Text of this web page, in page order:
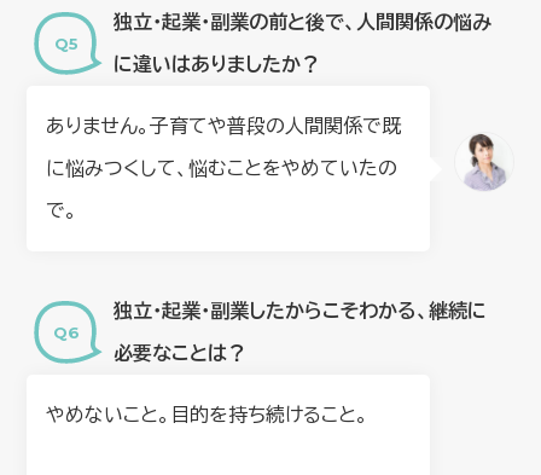
独立・起業・副業の前と後で、人間関係の悩み
に違いはありましたか？
ありません。子育てや普段の人間関係で既
に悩みつくして、悩むことをやめていたの
で。
独立・起業・副業したからこそわかる、継続に
必要なことは？
やめないこと。目的を持ち続けること。